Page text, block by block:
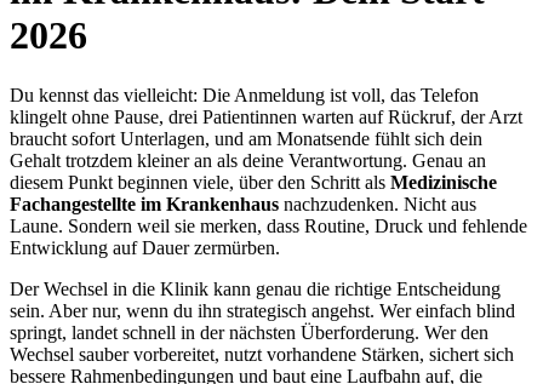
2026
Du kennst das vielleicht: Die Anmeldung ist voll, das Telefon
klingelt ohne Pause, drei Patientinnen warten auf Rückruf, der Arzt
braucht sofort Unterlagen, und am Monatsende fühlt sich dein
Gehalt trotzdem kleiner an als deine Verantwortung. Genau an
diesem Punkt beginnen viele, über den Schritt als Medizinische
Fachangestellte im Krankenhaus nachzudenken. Nicht aus
Laune. Sondern weil sie merken, dass Routine, Druck und fehlende
Entwicklung auf Dauer zermürben.
Der Wechsel in die Klinik kann genau die richtige Entscheidung
sein. Aber nur, wenn du ihn strategisch angehst. Wer einfach blind
springt, landet schnell in der nächsten Überforderung. Wer den
Wechsel sauber vorbereitet, nutzt vorhandene Stärken, sichert sich
bessere Rahmenbedingungen und baut eine Laufbahn auf, die